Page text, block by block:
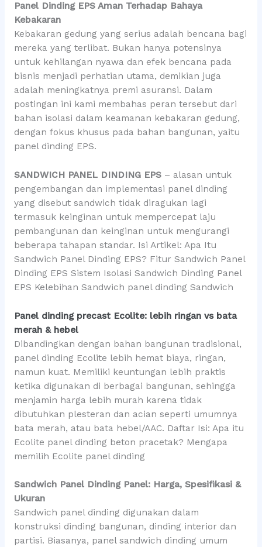
Panel Dinding EPS Aman Terhadap Bahaya
Kebakaran
Kebakaran gedung yang serius adalah bencana bagi
mereka yang terlibat. Bukan hanya potensinya
untuk kehilangan nyawa dan efek bencana pada
bisnis menjadi perhatian utama, demikian juga
adalah meningkatnya premi asuransi. Dalam
postingan ini kami membahas peran tersebut dari
bahan isolasi dalam keamanan kebakaran gedung,
dengan fokus khusus pada bahan bangunan, yaitu
panel dinding EPS.
SANDWICH PANEL DINDING EPS– alasan untuk
pengembangan dan implementasi panel dinding
yang disebut sandwich tidak diragukan lagi
termasuk keinginan untuk mempercepat laju
pembangunan dan keinginan untuk mengurangi
beberapa tahapan standar. Isi Artikel: Apa Itu
Sandwich Panel Dinding EPS? Fitur Sandwich Panel
Dinding EPS Sistem Isolasi Sandwich Dinding Panel
EPS Kelebihan Sandwich panel dinding Sandwich
Panel dinding precast Ecolite: lebih ringan vs bata
merah & hebel
Dibandingkan dengan bahan bangunan tradisional,
panel dinding Ecolite lebih hemat biaya, ringan,
namun kuat. Memiliki keuntungan lebih praktis
ketika digunakan di berbagai bangunan, sehingga
menjamin harga lebih murah karena tidak
dibutuhkan plesteran dan acian seperti umumnya
bata merah, atau bata hebel/AAC. Daftar Isi: Apa itu
Ecolite panel dinding beton pracetak? Mengapa
memilih Ecolite panel dinding
Sandwich Panel Dinding Panel: Harga, Spesifikasi &
Ukuran
Sandwich panel dinding digunakan dalam
konstruksi dinding bangunan, dinding interior dan
partisi. Biasanya, panel sandwich dinding umum